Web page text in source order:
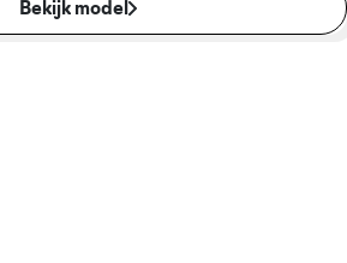
Bekijk model